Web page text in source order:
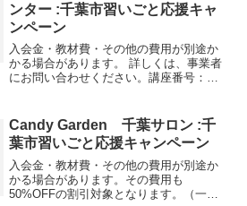
ンター :千葉市習いごと応援キャ
ンペーン
入会金・教材費・その他の費用が別途か
かる場合があります。 詳しくは、事業者
にお問い合わせください。講座番号：
2022/03/31ピアノ初級 未就...
Candy Garden 千葉サロン :千
葉市習いごと応援キャンペーン
入会金・教材費・その他の費用が別途か
かる場合があります。その費用も
50%OFFの割引対象となります。（一部